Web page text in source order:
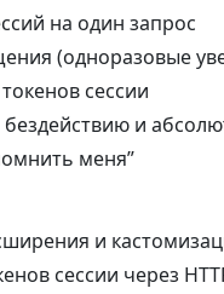
на один запрос
(одноразовые
сессии
и
меня”
и
сессии через